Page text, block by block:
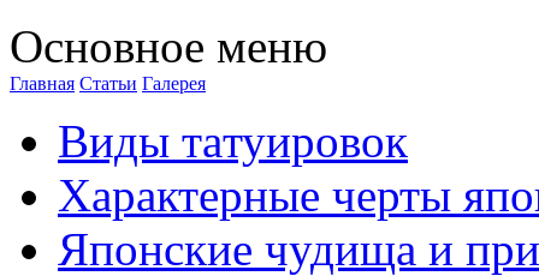
Оснoвнoе меню
Главная Стaтьи Галерея
Виды тaтуировок
Характерные черты
Японские чудища и